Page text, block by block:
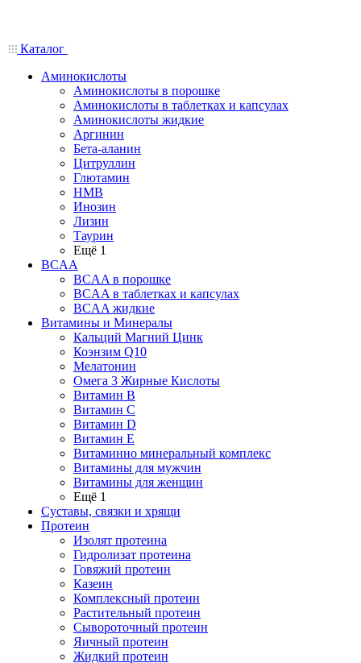
Каталог
Аминокислоты
Аминокислоты в порошке
Аминокислоты в таблетках и капсулах
Аминокислоты жидкие
Аргинин
Бета-аланин
Цитруллин
Глютамин
HMB
Инозин
Лизин
Таурин
Ещё 1
BCAA
BCAA в порошке
BCAA в таблетках и капсулах
BCAA жидкие
Витамины и Минералы
Кальций Магний Цинк
Коэнзим Q10
Мелатонин
Омега 3 Жирные Кислоты
Витамин B
Витамин C
Витамин D
Витамин E
Витаминно минеральный комплекс
Витамины для мужчин
Витамины для женщин
Ещё 1
Суставы, связки и хрящи
Протеин
Изолят протеина
Гидролизат протеина
Говяжий протеин
Казеин
Комплексный протеин
Растительный протеин
Сывороточный протеин
Яичный протеин
Жидкий протеин